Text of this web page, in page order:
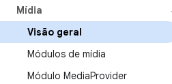
Mídia
Visão geral
Módulos de mídia
Módulo MediaProvider